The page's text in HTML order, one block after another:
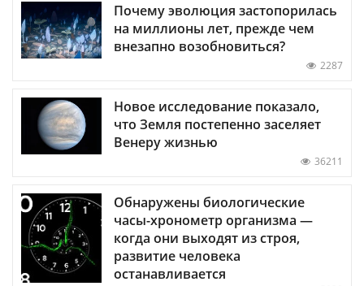
Почему эволюция застопорилась
на миллионы лет, прежде чем
внезапно возобновиться?
2287
Новое исследование показало,
что Земля постепенно заселяет
Венеру жизнью
36211
Обнаружены биологические
часы-хронометр организма —
когда они выходят из строя,
развитие человека
останавливается